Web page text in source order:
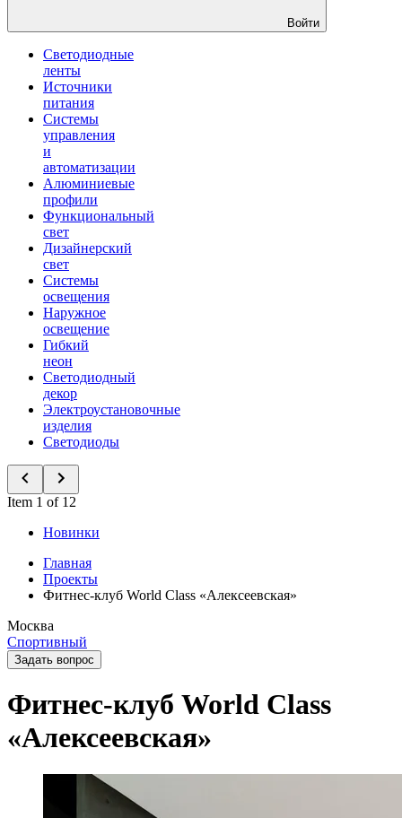
Войти
Светодиодные
ленты
Источники
питания
Системы
управления
и
автоматизации
Алюминиевые
профили
Функциональный
свет
Дизайнерский
свет
Системы
освещения
Наружное
освещение
Гибкий
неон
Светодиодный
декор
Электроустановочные
изделия
Светодиоды
Item 1 of 12
Новинки
Главная
Проекты
Фитнес-клуб World Class «Алексеевская»
Москва
Спортивный
Задать вопрос
Фитнес-клуб World Class
«Алексеевская»